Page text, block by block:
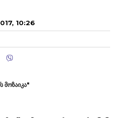
10:26
მოზაიკა"